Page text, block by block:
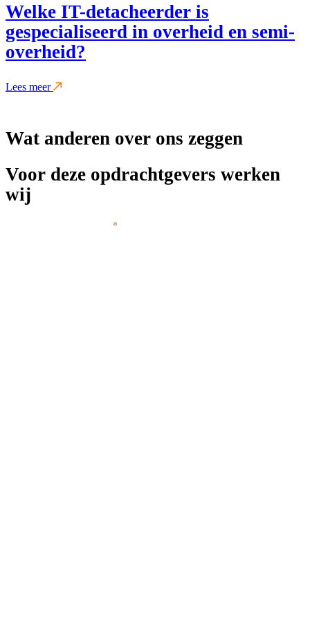
Welke IT-detacheerder is
gespecialiseerd in overheid en semi-
overheid?
Lees meer
Wat anderen over ons zeggen
Voor deze opdrachtgevers werken
wij